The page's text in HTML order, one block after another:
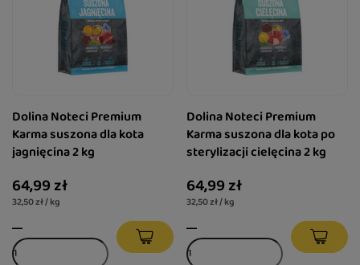
Dolina Noteci Premium
Karma suszona dla kota
jagnięcina 2 kg
64,99 zł
32,50 zł / kg
Dolina Noteci Premium
Karma suszona dla kota po
sterylizacji cielęcina 2 kg
64,99 zł
32,50 zł / kg